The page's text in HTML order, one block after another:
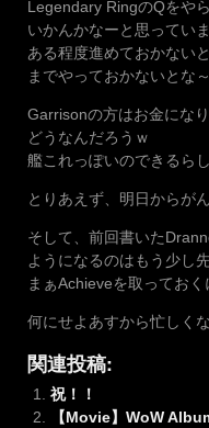
Legendary RingのQをや
いかんかなーと思っていま
ある程度進めておかない
までやっておかないとな～
Garrisonの方はお金にな
どうなんだろうｗ
艦これっぽいのできるら
とりあえず、明日からが
そして、前回書いた
ようになるのはもう少し
まぁAchieveを取ってお
何にせよあすから忙しく
関連投稿:
祝！！
【Movie】WoW